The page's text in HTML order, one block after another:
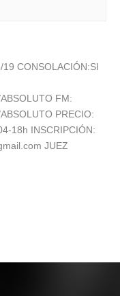
CONSOLACIÓN:SI
FM:
PRECIO:
18h INSCRIPCIÓN:
JUEZ